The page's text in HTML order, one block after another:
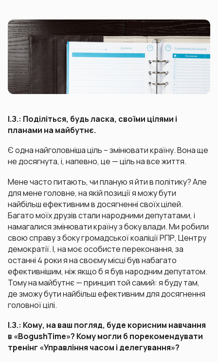
І.З.: Поділіться, будь ласка, своїми цілями і
планами на майбутнє.
Є одна найголовніша ціль – змінювати країну. Вона ще
не досягнута, і, напевно, це — ціль на все життя.
Мене часто питають, чи планую я йти в політику? Але
для мене головне, на якій позиції я можу бути
найбільш ефективним в досягненні своїх цілей.
Багато моїх друзів стали народними депутатами, і
намагалися змінювати країну з боку влади. Ми робили
свою справу з боку громадської коаліції РПР, Центру
демократії. І, на моє особисте переконання, за
останні 4 роки я на своєму місці був набагато
ефективнішим, ніж якщо б я був народним депутатом.
Тому на майбутнє — принцип той самий: я буду там,
де зможу бути найбільш ефективним для досягнення
головної цілі.
І.З.: Кому, на ваш погляд, буде корисним навчання
в «BogushTime»? Кому могли б порекомендувати
тренінг «Управління часом і делегування»?